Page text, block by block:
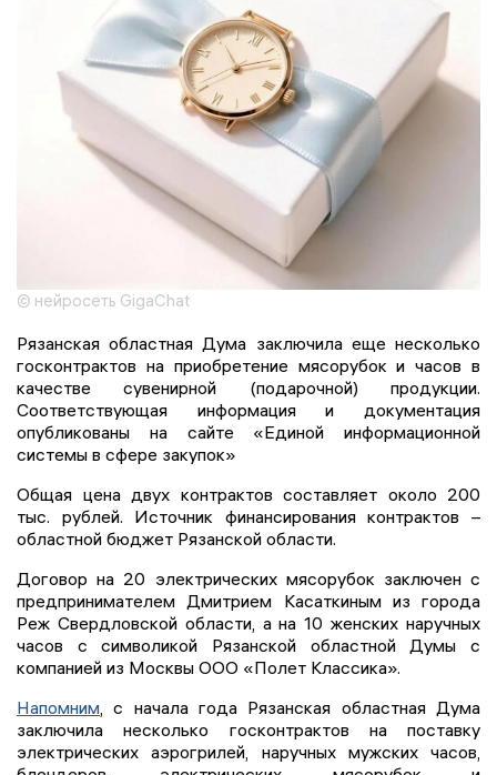
© нейросеть GigaChat
Рязанская областная Дума заключила еще несколько
госконтрактов на приобретение мясорубок и часов в
качестве сувенирной (подарочной) продукции.
Соответствующая информация и документация
опубликованы на сайте «Единой информационной
системы в сфере закупок»
Общая цена двух контрактов составляет около 200
тыс. рублей. Источник финансирования контрактов –
областной бюджет Рязанской области.
Договор на 20 электрических мясорубок заключен с
предпринимателем Дмитрием Касаткиным из города
Реж Свердловской области, а на 10 женских наручных
часов с символикой Рязанской областной Думы с
компанией из Москвы ООО «Полет Классика».
Напомним , с начала года Рязанская областная Дума
заключила несколько госконтрактов на поставку
электрических аэрогрилей, наручных мужских часов,